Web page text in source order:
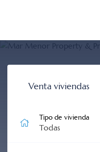
Venta viviendas
Tipo de vivienda
Todas